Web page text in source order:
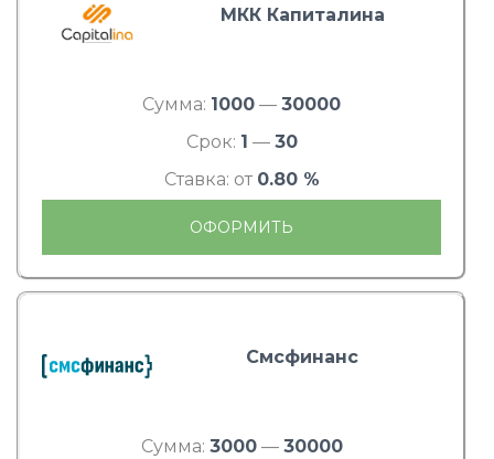
МКК Капиталина
Сумма: 1000 — 30000
Срок: 1 — 30
Ставка: от 0.80 %
ОФОРМИТЬ
Смсфинанс
Сумма: 3000— 30000